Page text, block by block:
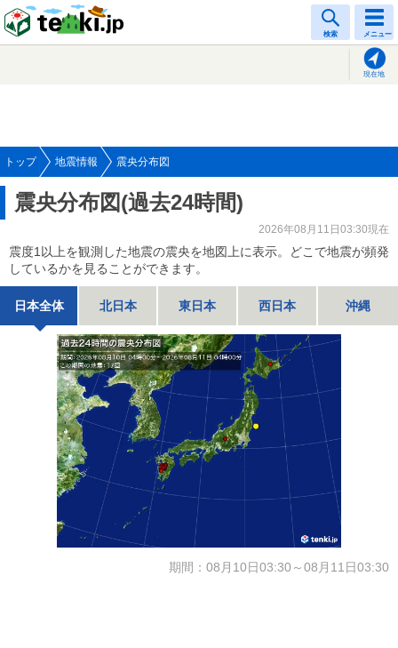
検索 メニュー
現在地
トップ 地震情報 震央分布図
震央分布図(過去24時間)
2026年08月11日03:30現在
震度1以上を観測した地震の震央を地図上に表示。どこで地震が頻発
しているかを見ることができます。
日本全体 北日本 東日本 西日本 沖縄
期間：08月10日03:30～08月11日03:30